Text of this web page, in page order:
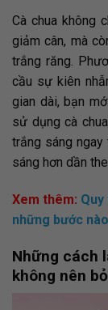
Cà chua không
giảm cân, mà
trắng răng.
cầu sự kiên
gian dài, bạn
sử dụng cà
trắng sáng
sáng hơn dần
Xem thêm:
những bước
Những cách
không nên